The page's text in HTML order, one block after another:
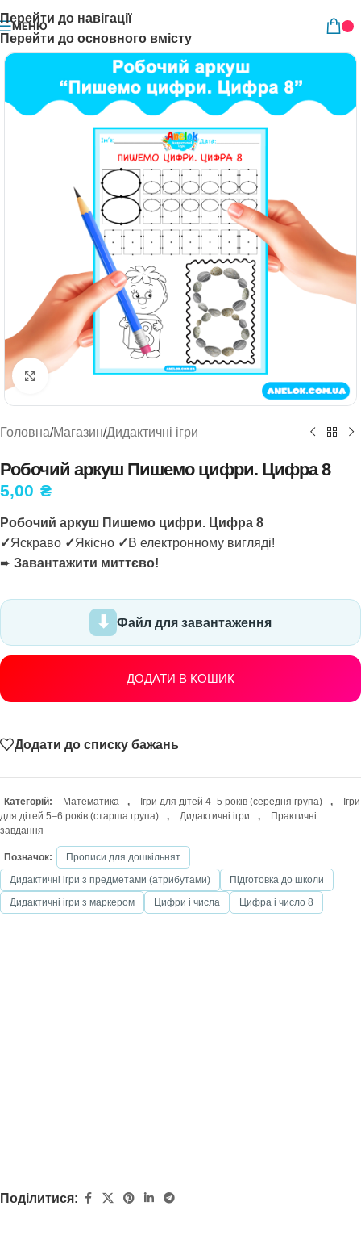
Перейти до навігації
Перейти до основного вмісту
МЕНЮ
Натисніть, щоб збільшити
Головна/Магазин/Дидактичні ігри
Робочий аркуш Пишемо цифри. Цифра 8
5,00 ₴
Робочий аркуш Пишемо цифри. Цифра 8
✓Яскраво ✓Якісно ✓В електронному вигляді!
➨ Завантажити миттєво!
Файл для завантаження
ДОДАТИ В КОШИК
Додати до списку бажань
Категорій: Математика , Ігри для дітей 4–5 років (середня група) ,
Ігри
для дітей 5–6 років (старша група)
, Дидактичні ігри ,
Практичні
завдання
Позначок:
Прописи для дошкільнят
Дидактичні ігри з предметами (атрибутами)
Підготовка до школи
Дидактичні ігри з маркером
Цифри і числа Цифра і число 8
Поділитися: